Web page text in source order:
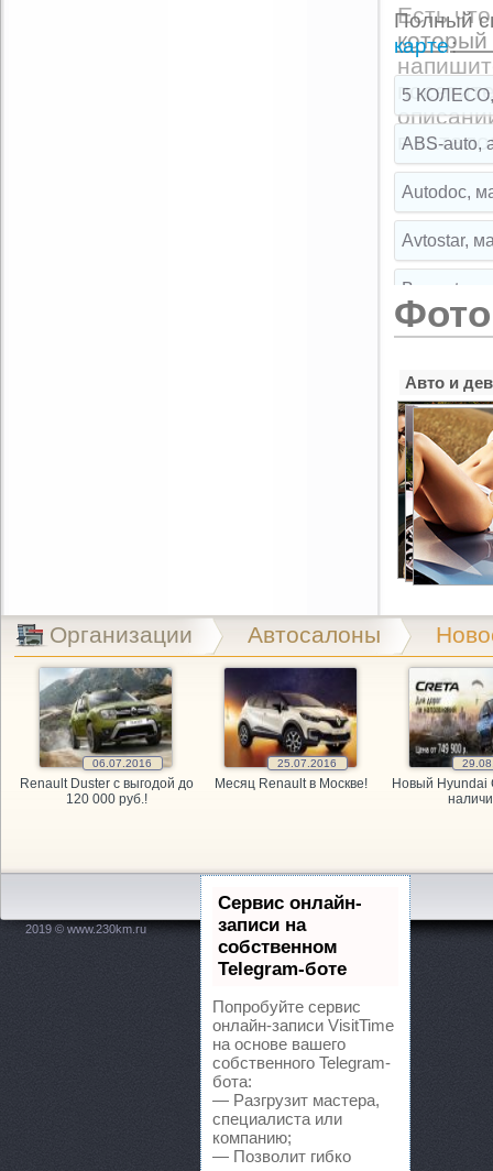
E-mail:*
Комментарий:
Полный
карте:
5 КОЛЕСО,
ABS-auto,
Autodoc,
Avtostar,
Broparts,
Broparts,
Buksir,
Cartuning,
EMEX,
Exist.ru,
Exist.ru,
GARAGE,
GARAGE,
GARAGE,
KITAY-
Maxdrive,
OPEL,
PitStop,
Plusavto,
Prime
ReMark,
Есть
который
в
Авто и
Организации Автосалоны
06.07.2016
Renault Duster с выгодой до
120 000 руб.!
25.07.2016
Месяц Renault в Москве!
Сервис онлайн-
записи на
собственном
Telegram-боте
Попробуйте сервис
онлайн-записи VisitTime
на основе вашего
собственного Telegram-
бота:
— Разгрузит мастера,
специалиста или
компанию;
— Позволит гибко
Новый Hyundai
2019 © www.230km.ru